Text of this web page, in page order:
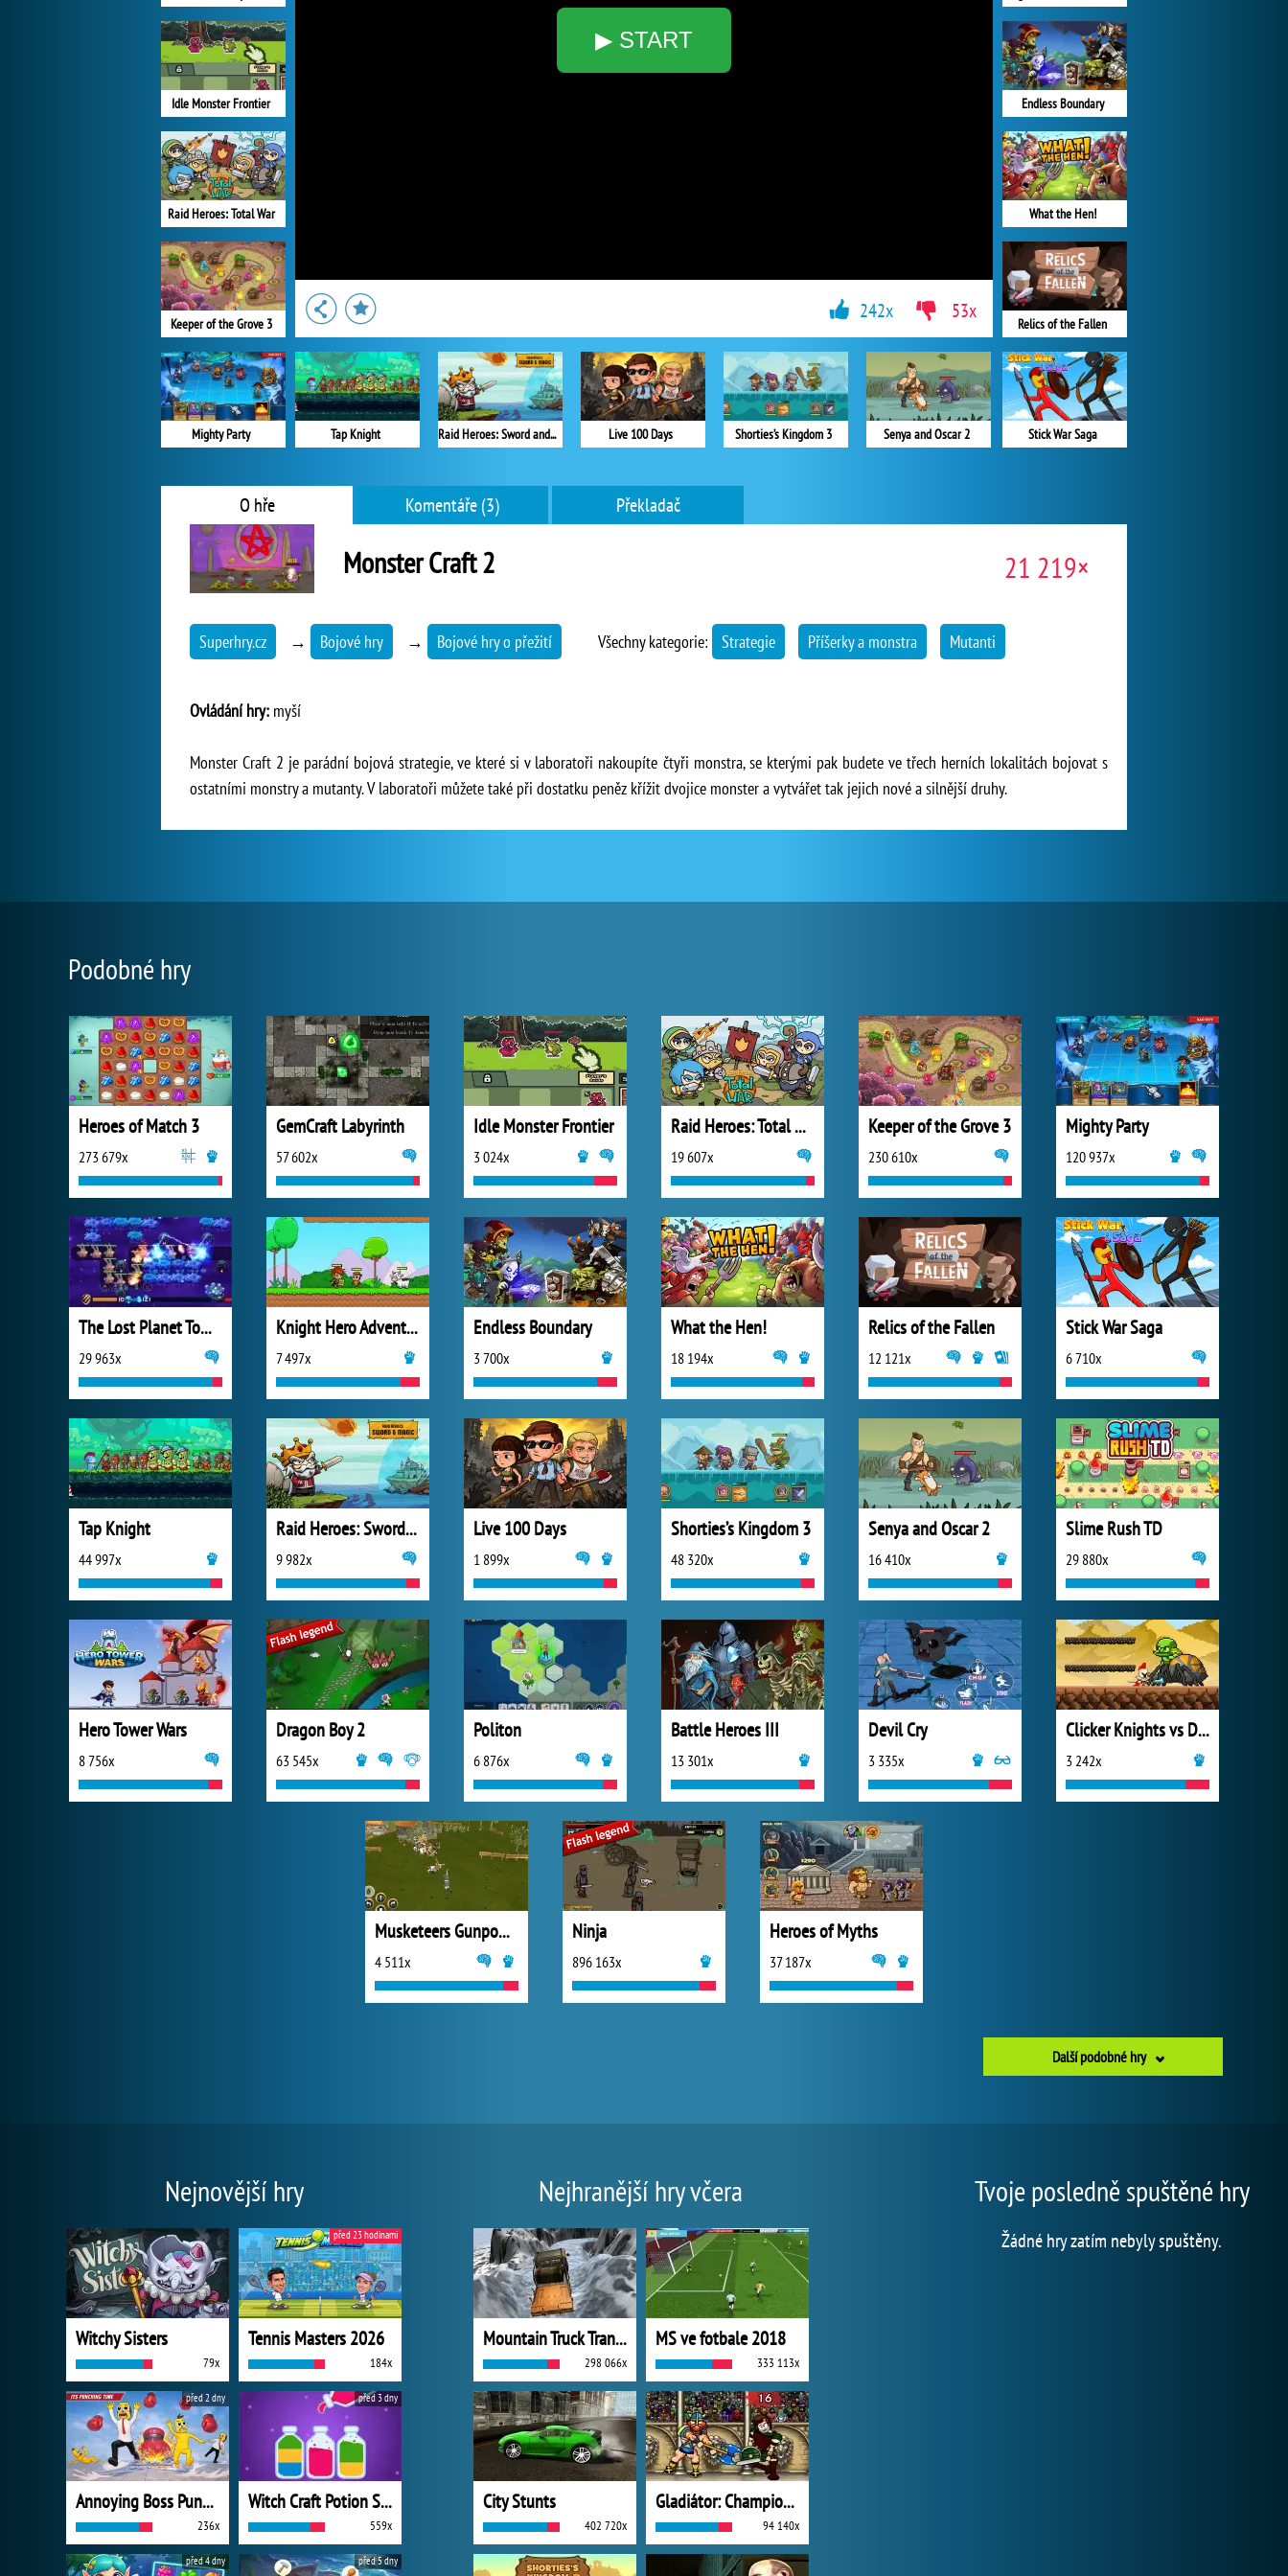
▶ START
Idle Monster Frontier
Raid Heroes: Total War
Keeper of the Grove 3
Mighty Party
Endless Boundary
What the Hen!
Relics of the Fallen
Stick War Saga
Tap Knight Raid Heroes: Sword and Magic Live 100 Days Shorties’s Kingdom 3 Senya and Oscar 2
242x 53x
O hře Komentáře (3) Překladač
Monster Craft 2 21 219×
Superhry.cz → Bojové hry → Bojové hry o přežití Všechny kategorie: Strategie Příšerky a monstra Mutanti
Ovládání hry: myší
Monster Craft 2 je parádní bojová strategie, ve které si v laboratoři nakoupíte čtyři monstra, se kterými pak budete ve třech herních lokalitách bojovat s
ostatními monstry a mutanty. V laboratoři můžete také při dostatku peněz křížit dvojice monster a vytvářet tak jejich nové a silnější druhy.
Podobné hry
Heroes of Match 3
273 679x
GemCraft Labyrinth
57 602x
Idle Monster Frontier
3 024x
Raid Heroes: Total War
19 607x
Keeper of the Grove 3
230 610x
Mighty Party
120 937x
The Lost Planet Tower Defense
29 963x
Knight Hero Adventure Idle RPG
7 497x
Endless Boundary
3 700x
What the Hen!
18 194x
Relics of the Fallen
12 121x
Stick War Saga
6 710x
Tap Knight
44 997x
Raid Heroes: Sword and Magic
9 982x
Live 100 Days
1 899x
Shorties’s Kingdom 3
48 320x
Senya and Oscar 2
16 410x
Slime Rush TD
29 880x
Hero Tower Wars
8 756x
Dragon Boy 2
63 545x
Politon
6 876x
Battle Heroes III
13 301x
Devil Cry
3 335x
Clicker Knights vs Dragons
3 242x
Musketeers Gunpowder vs Steel
4 511x
Ninja
896 163x
Heroes of Myths
37 187x
Další podobné hry
Nejnovější hry
Witchy Sisters
79x
Tennis Masters 2026
184x
před 23 hodinami
Annoying Boss Punch Game
236x
před 2 dny
Witch Craft Potion Sort
559x
před 3 dny
před 4 dny před 5 dny
Nejhranější hry včera
Mountain Truck Transport
298 066x
MS ve fotbale 2018
333 113x
City Stunts
402 720x
Gladiátor: Champions Sprint
94 140x
Tvoje posledně spuštěné hry
Žádné hry zatím nebyly spuštěny.